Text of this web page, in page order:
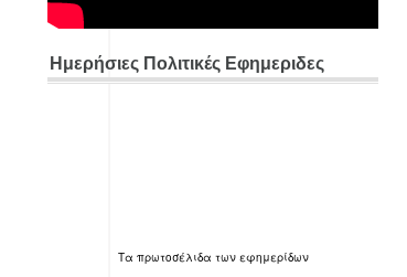
Ημερήσιες Πολιτικές Εφημεριδες
Τα πρωτοσέλιδα των εφημερίδων